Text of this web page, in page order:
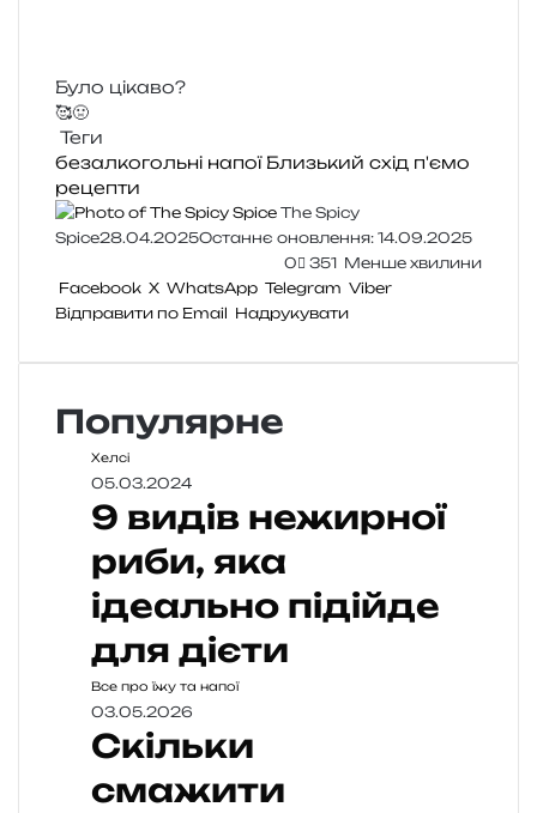
Було цікаво?
🥰🤢
Теги
безалкогольні напої Близький схід п'ємо
рецепти
The Spicy
Spice28.04.2025Останнє оновлення: 14.09.2025
0
351 Менше хвилини
Facebook X WhatsApp Telegram Viber
Відправити по Email Надрукувати
Популярне
Хелсі
05.03.2024
9 видів нежирної
риби, яка
ідеально підійде
для дієти
Все про їжу та напої
03.05.2026
Скільки
смажити